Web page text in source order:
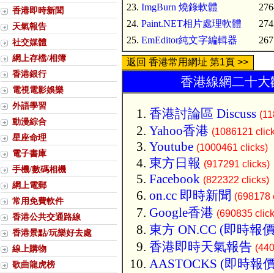
香港即時新聞
天氣報告
社交媒體
網上存檔/相簿
香港銀行
電視電影娛樂
外語學習
動漫綜合
星座命理
電子書庫
手機/數碼相機
網上電郵
常用免費軟件
香港公共交通路線
香港景點/玩樂好去處
線上購物
歌曲龍虎榜
23. ImgBurn 燒錄軟體
24. Paint.NET相片處理軟體
25. EmEditor純文字編輯器
返回 香港常用網址 第1頁 >>
香港線網二十
香港討論區 Discuss
Yahoo香港 (1086121
Youtube (1000461 clicks)
東方日報 (917291 clicks)
Facebook (822322 clicks)
on.cc 即時新聞 (698178
Google香港 (690835
東方 ON.CC (即時報
香港即時天氣報告
AASTOCKS (即時報